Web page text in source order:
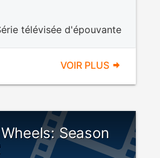
télévisée d'épouvante
VOIR PLUS
Season